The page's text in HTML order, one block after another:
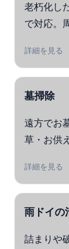
老朽化し
で対応。
詳細を見る
墓掃除
遠方でお
草・お供
詳細を見る
雨ドイの
詰まりや